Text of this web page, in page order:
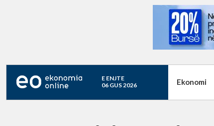
E ENJTE
06 GUS 2026
Ekonomi